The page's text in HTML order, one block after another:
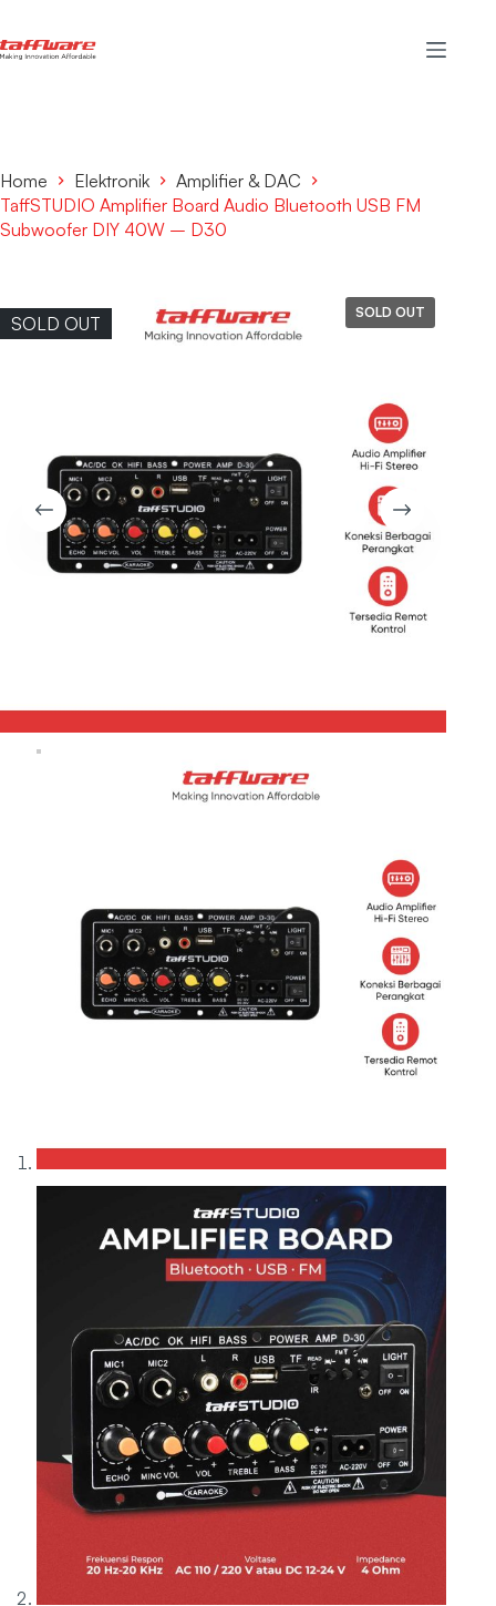
Home Elektronik
Amplifier & DAC
TaffSTUDIO Amplifier Board Audio Bluetooth USB FM
Subwoofer DIY 40W – D30
SOLD OUT
SOLD OUT